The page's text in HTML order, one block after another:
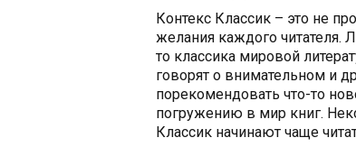
Контекс Классик – это не
желания каждого читателя.
то классика мировой
говорят о внимательном и
порекомендовать что-то
погружению в мир книг.
Классик начинают чаще